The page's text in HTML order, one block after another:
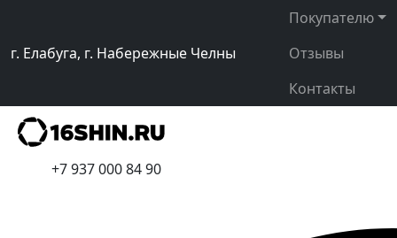
г. Елабуга, г. Набережные Челны
Покупателю
Отзывы
Контакты
+7 937 000 84 90